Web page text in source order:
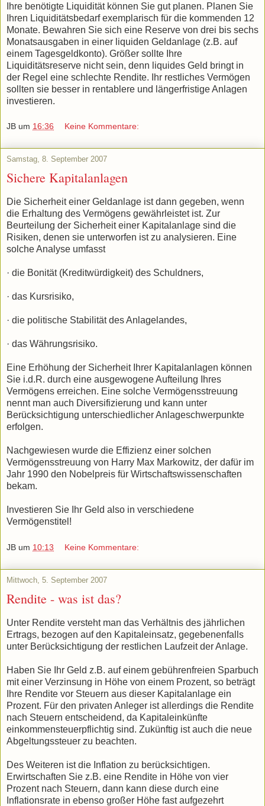
Ihre benötigte Liquidität können Sie gut planen. Planen Sie
Ihren Liquiditätsbedarf exemplarisch für die kommenden 12
Monate. Bewahren Sie sich eine Reserve von drei bis sechs
Monatsausgaben in einer liquiden Geldanlage (z.B. auf
einem Tagesgeldkonto). Größer sollte Ihre
Liquiditätsreserve nicht sein, denn liquides Geld bringt in
der Regel eine schlechte Rendite. Ihr restliches Vermögen
sollten sie besser in rentablere und längerfristige Anlagen
investieren.
JB um 16:36 Keine Kommentare:
Samstag, 8. September 2007
Sichere Kapitalanlagen
Die Sicherheit einer Geldanlage ist dann gegeben, wenn
die Erhaltung des Vermögens gewährleistet ist. Zur
Beurteilung der Sicherheit einer Kapitalanlage sind die
Risiken, denen sie unter­worfen ist zu analysieren. Eine
solche Analyse umfasst
· die Bonität (Kreditwürdigkeit) des Schuldners,
· das Kursrisiko,
· die politische Stabilität des Anlagelandes,
· das Währungsrisiko.
Eine Erhöhung der Sicherheit Ihrer Kapitalanlagen können
Sie i.d.R. durch eine ausgewogene Aufteilung Ihres
Vermögens erreichen. Eine solche Vermögensstreuung
nennt man auch Diversifizierung und kann unter
Berücksichtigung unterschied­licher Anlageschwer­punkte
erfolgen.
Nachgewiesen wurde die Effizienz einer solchen
Vermögensstreuung von Harry Max Markowitz, der dafür im
Jahr 1990 den Nobelpreis für Wirtschaftswissenschaften
bekam.
Investieren Sie Ihr Geld also in verschiedene
Vermögenstitel!
JB um 10:13 Keine Kommentare:
Mittwoch, 5. September 2007
Rendite - was ist das?
Unter Rendite versteht man das Verhältnis des jährlichen
Ertrags, bezogen auf den Kapitaleinsatz, gegebenenfalls
unter Berücksichtigung der restlichen Laufzeit der Anlage.
Haben Sie Ihr Geld z.B. auf einem gebührenfreien Sparbuch
mit einer Verzinsung in Höhe von einem Prozent, so beträgt
Ihre Rendite vor Steuern aus dieser Kapitalanlage ein
Prozent. Für den privaten Anleger ist allerdings die Rendite
nach Steuern entscheidend, da Kapitaleinkünfte
einkommensteuerpflichtig sind. Zukünftig ist auch die neue
Abgeltungssteuer zu beachten.
Des Weiteren ist die Inflation zu berücksichtigen.
Erwirtschaften Sie z.B. eine Rendite in Höhe von vier
Prozent nach Steuern, dann kann diese durch eine
Inflationsrate in ebenso großer Höhe fast aufgezehrt